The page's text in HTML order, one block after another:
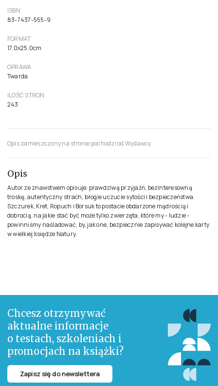
ISBN
83-7437-555-9
FORMAT
17.0x25.0cm
OPRAWA
Twarda
ILOŚĆ STRON
243
Opis zamieszczony na stronie pochodzi od Wydawcy
Opis
Autor ze znawstwem opisuje: prawdziwą przyjaźń, bezinteresowną
troskę, autentyczny strach, błogie uczucie sytości i bezpieczeństwa.
Szczurek, Kret, Ropuch i Borsuk to postacie obdarzone mądrością i
dobrocią, na jakie stać być może tylko zwierzęta, które my - ludzie -
powinniśmy naśladować, by, jak one, bezpiecznie zapisywać kolejne karty
w wielkiej księdze Natury.
Chcesz otrzymywać
aktualne informacje
o testach, szkoleniach i
promocjach na książki?
Zapisz się do newslettera